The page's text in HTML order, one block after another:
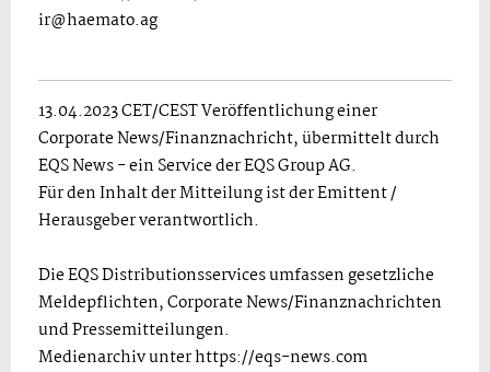
ir@haemato.ag
13.04.2023 CET/CEST Veröffentlichung einer
Corporate News/Finanznachricht, übermittelt durch
EQS News - ein Service der EQS Group AG.
Für den Inhalt der Mitteilung ist der Emittent /
Herausgeber verantwortlich.
Die EQS Distributionsservices umfassen gesetzliche
Meldepflichten, Corporate News/Finanznachrichten
und Pressemitteilungen.
Medienarchiv unter https://eqs-news.com